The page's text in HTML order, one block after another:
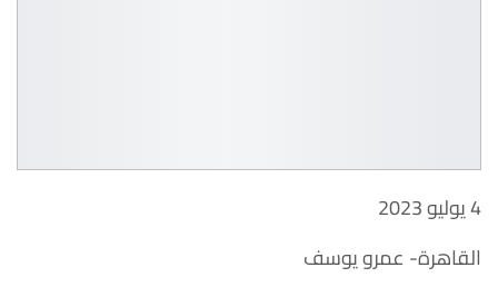
4 يوليو 2023
القاهرة- عمرو يوسف